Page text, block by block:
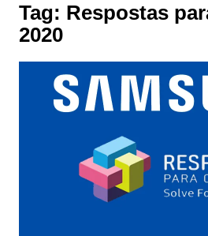
Tag: Respostas
2020